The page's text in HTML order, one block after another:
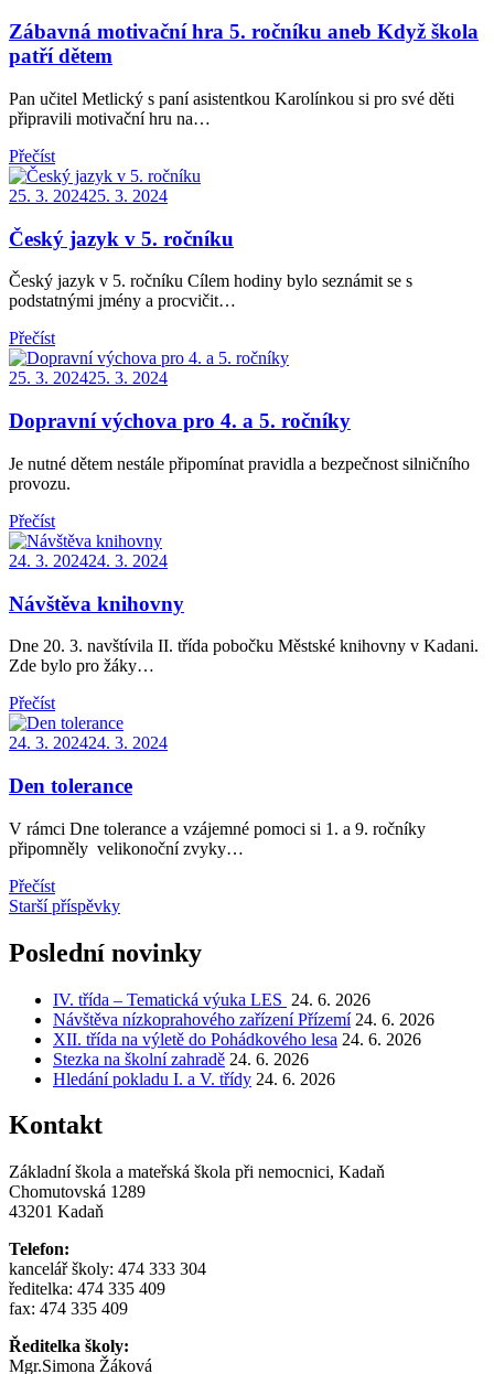
Zábavná motivační hra 5. ročníku aneb Když škola
patří dětem
Pan učitel Metlický s paní asistentkou Karolínkou si pro své děti
připravili motivační hru na…
Přečíst
Posted
25. 3. 202425. 3. 2024
Český jazyk v 5. ročníku
Český jazyk v 5. ročníku Cílem hodiny bylo seznámit se s
podstatnými jmény a procvičit…
Přečíst
Posted
25. 3. 202425. 3. 2024
Dopravní výchova pro 4. a 5. ročníky
Je nutné dětem nestále připomínat pravidla a bezpečnost silničního
provozu.
Přečíst
Posted
24. 3. 202424. 3. 2024
Návštěva knihovny
Dne 20. 3. navštívila II. třída pobočku Městské knihovny v Kadani.
Zde bylo pro žáky…
Přečíst
Posted
24. 3. 202424. 3. 2024
Den tolerance
V rámci Dne tolerance a vzájemné pomoci si 1. a 9. ročníky
připomněly velikonoční zvyky…
Přečíst
Navigace
pro
příspěvky
Starší příspěvky
Poslední novinky
IV. třída – Tematická výuka LES 24. 6. 2026
Návštěva nízkoprahového zařízení Přízemí 24. 6. 2026
XII. třída na výletě do Pohádkového lesa 24. 6. 2026
Stezka na školní zahradě 24. 6. 2026
Hledání pokladu I. a V. třídy 24. 6. 2026
Kontakt
Základní škola a mateřská škola při nemocnici, Kadaň
Chomutovská 1289
43201 Kadaň
Telefon:
kancelář školy: 474 333 304
ředitelka: 474 335 409
fax: 474 335 409
Ředitelka školy:
Mgr.Simona Žáková